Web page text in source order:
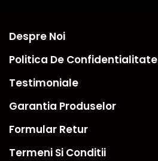
Despre Noi
Politica De Confidentialitate
Testimoniale
Garantia Produselor
Formular Retur
Termeni Si Conditii